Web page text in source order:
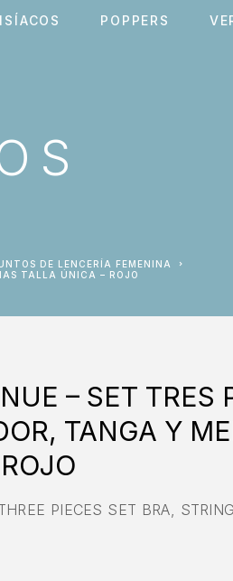
POPPERS
DE LENCERÍA FEMENINA
TALLA ÚNICA – ROJO
– SET TRES
TANGA Y
PIECES SET BRA,